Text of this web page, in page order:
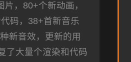
片，80+个新动画，
码，38+首新音乐
新音效，更新的用
了大量个渲染和代码